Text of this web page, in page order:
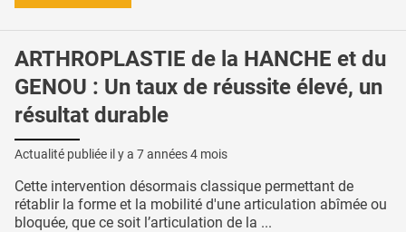
ARTHROPLASTIE de la HANCHE et du
GENOU : Un taux de réussite élevé, un
résultat durable
Actualité publiée il y a 7 années 4 mois
Cette intervention désormais classique permettant de
rétablir la forme et la mobilité d'une articulation abîmée ou
bloquée, que ce soit l’articulation de la ...